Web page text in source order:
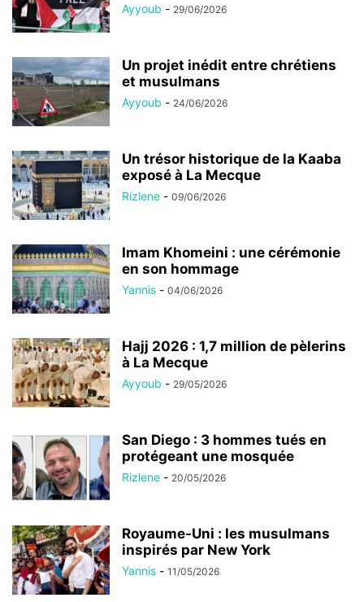
Ayyoub - 29/06/2026
Un projet inédit entre chrétiens
et musulmans
Ayyoub - 24/06/2026
Un trésor historique de la Kaaba
exposé à La Mecque
Rizlene - 09/06/2026
Imam Khomeini : une cérémonie
en son hommage
Yannis - 04/06/2026
Hajj 2026 : 1,7 million de pèlerins
à La Mecque
Ayyoub - 29/05/2026
San Diego : 3 hommes tués en
protégeant une mosquée
Rizlene - 20/05/2026
Royaume-Uni : les musulmans
inspirés par New York
Yannis - 11/05/2026